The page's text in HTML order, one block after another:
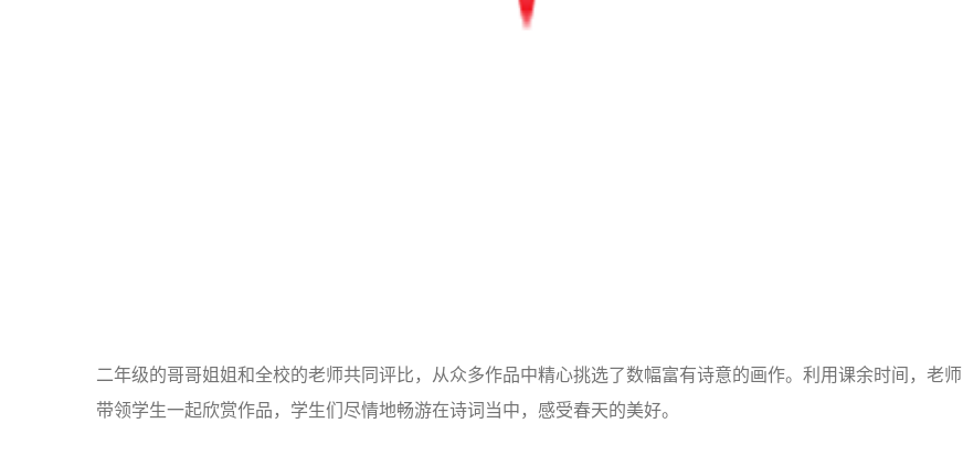
二年级的哥哥姐姐和全校的老师共同评比，从众多作品中精心挑选了数幅富有诗意的画作。利用课余时间，老师
带领学生一起欣赏作品，学生们尽情地畅游在诗词当中，感受春天的美好。